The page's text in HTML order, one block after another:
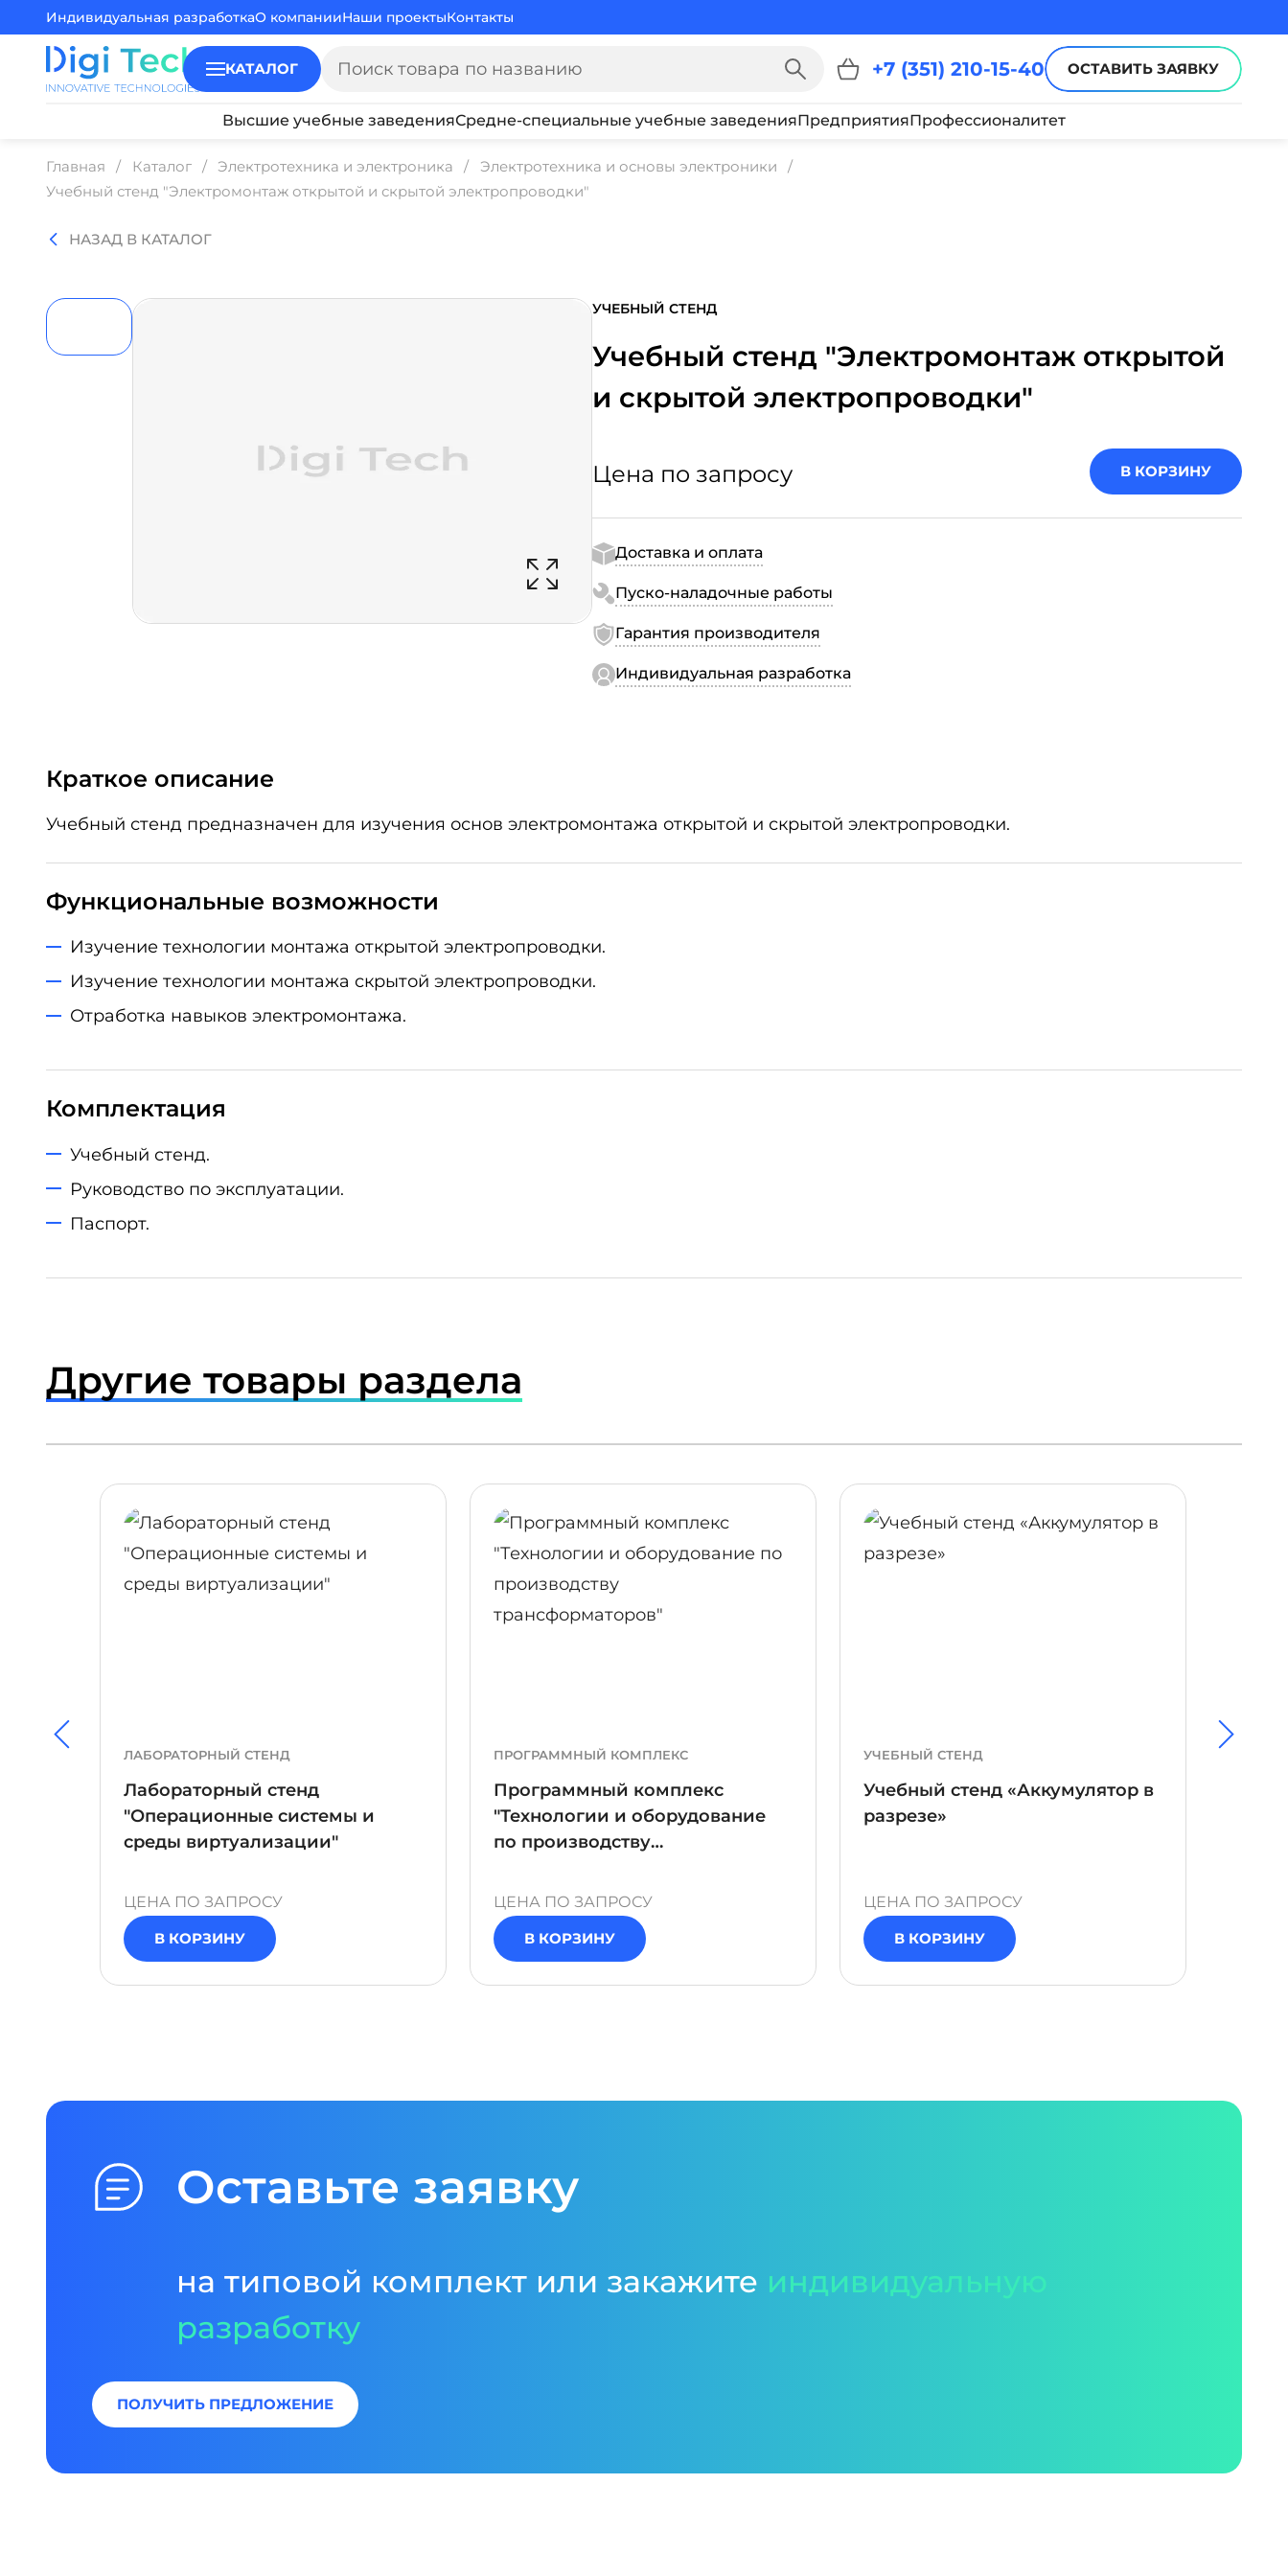
Индивидуальная разработкаО компанииНаши проектыКонтакты
КАТАЛОГ +7 (351) 210-15-40 ОСТАВИТЬ ЗАЯВКУ
Высшие учебные заведенияСредне-специальные учебные заведенияПредприятияПрофессионалитет
Главная Каталог Электротехника и электроника
Электротехника и основы электроники
Учебный стенд "Электромонтаж открытой и скрытой электропроводки"
НАЗАД В КАТАЛОГ
УЧЕБНЫЙ СТЕНД
Учебный стенд "Электромонтаж открытой
и скрытой электропроводки"
Цена по запросу В КОРЗИНУ
Доставка и оплата
Пуско-наладочные работы
Гарантия производителя
Индивидуальная разработка
Краткое описание
Учебный стенд предназначен для изучения основ электромонтажа открытой и скрытой электропроводки.
Функциональные возможности
Изучение технологии монтажа открытой электропроводки.
Изучение технологии монтажа скрытой электропроводки.
Отработка навыков электромонтажа.
Комплектация
Учебный стенд.
Руководство по эксплуатации.
Паспорт.
Другие товары раздела
ЛАБОРАТОРНЫЙ СТЕНД
Лабораторный стенд
"Операционные системы и
среды виртуализации"
ЦЕНА ПО ЗАПРОСУ
В КОРЗИНУ
ПОДРОБНЕЕ
ПРОГРАММНЫЙ КОМПЛЕКС
Программный комплекс
"Технологии и оборудование
по производству
ЦЕНА ПО ЗАПРОСУ
В КОРЗИНУ
ПОДРОБНЕЕ
УЧЕБНЫЙ СТЕНД
Учебный стенд «Аккумулятор в
разрезе»
ЦЕНА ПО ЗАПРОСУ
В КОРЗИНУ
ПОДРОБНЕЕ
Оставьте заявку
на типовой комплект или закажите индивидуальную
разработку
ПОЛУЧИТЬ ПРЕДЛОЖЕНИЕ